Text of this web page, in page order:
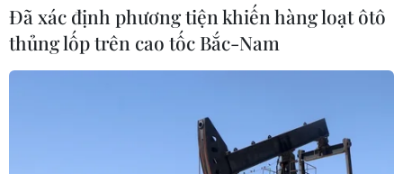
Xem thêm
CƠ QUAN CHỦ QUẢN: THÔNG TẤN XÃ VIỆT NAM
Đã xác định phương tiện khiến hàng loạt ôtô
thủng lốp trên cao tốc Bắc-Nam